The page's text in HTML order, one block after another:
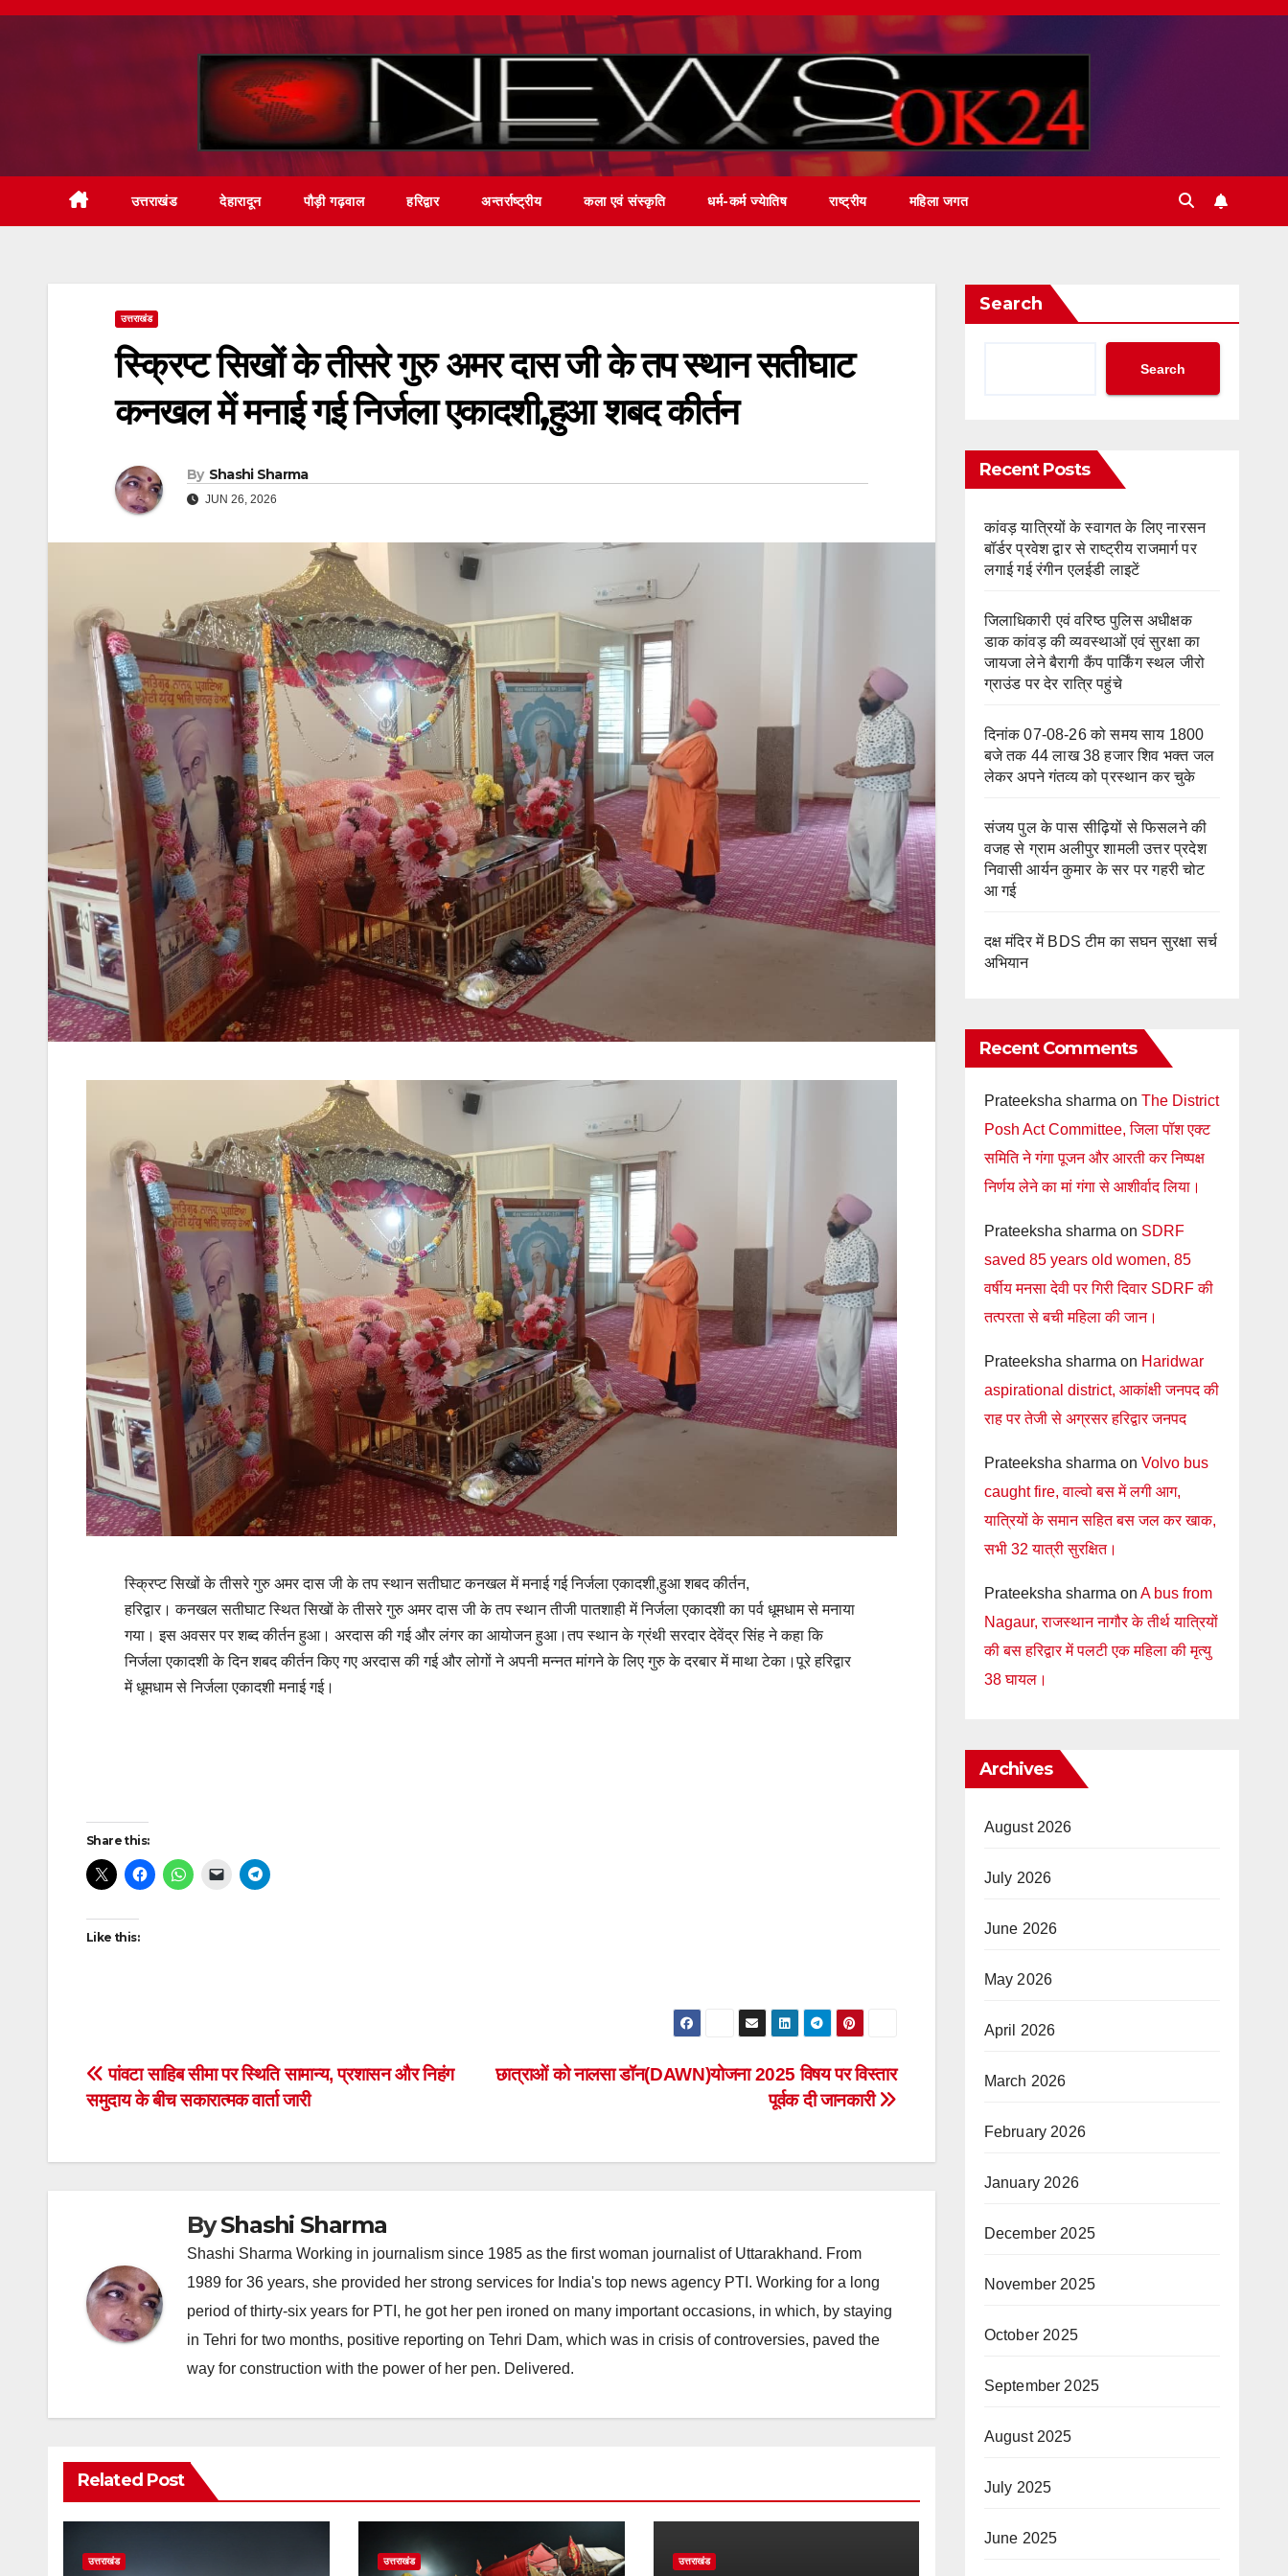
Skip
उत्तराखंड देहारादून पौड़ी गढ़वाल हरिद्वार अन्तर्राष्ट्रीय कला एवं संस्कृति धर्म-कर्म ज्येातिष राष्ट्रीय महिला जगत
उत्तराखंड
स्क्रिप्ट सिखों के तीसरे गुरु अमर दास जी के तप स्थान सतीघाट
कनखल में मनाई गई निर्जला एकादशी,हुआ शबद कीर्तन
By Shashi Sharma
JUN 26, 2026
स्क्रिप्ट सिखों के तीसरे गुरु अमर दास जी के तप स्थान सतीघाट कनखल में मनाई गई निर्जला एकादशी,हुआ शबद कीर्तन,
हरिद्वार। कनखल सतीघाट स्थित सिखों के तीसरे गुरु अमर दास जी के तप स्थान तीजी पातशाही में निर्जला एकादशी का पर्व धूमधाम से मनाया
गया। इस अवसर पर शब्द कीर्तन हुआ। अरदास की गई और लंगर का आयोजन हुआ।तप स्थान के ग्रंथी सरदार देवेंद्र सिंह ने कहा कि
निर्जला एकादशी के दिन शबद कीर्तन किए गए अरदास की गई और लोगों ने अपनी मन्नत मांगने के लिए गुरु के दरबार में माथा टेका।पूरे हरिद्वार
में धूमधाम से निर्जला एकादशी मनाई गई।
navigation
Share this:
Like this:
Post
navigation
छात्राओं को नालसा डॉन(DAWN)योजना 2025 विषय पर विस्तार
पूर्वक दी जानकारी
पांवटा साहिब सीमा पर स्थिति सामान्य, प्रशासन और निहंग
समुदाय के बीच सकारात्मक वार्ता जारी
ByShashi Sharma
Shashi Sharma Working in journalism since 1985 as the first woman journalist of Uttarakhand. From
1989 for 36 years, she provided her strong services for India's top news agency PTI. Working for a long
period of thirty-six years for PTI, he got her pen ironed on many important occasions, in which, by staying
in Tehri for two months, positive reporting on Tehri Dam, which was in crisis of controversies, paved the
way for construction with the power of her pen. Delivered.
Related Post
उत्तराखंड उत्तराखंड उत्तराखंड
Search
Search
Recent Posts
कांवड़ यात्रियों के स्वागत के लिए नारसन
बॉर्डर प्रवेश द्वार से राष्ट्रीय राजमार्ग पर
लगाई गई रंगीन एलईडी लाइटें
जिलाधिकारी एवं वरिष्ठ पुलिस अधीक्षक
डाक कांवड़ की व्यवस्थाओं एवं सुरक्षा का
जायजा लेने बैरागी कैंप पार्किंग स्थल जीरो
ग्राउंड पर देर रात्रि पहुंचे
दिनांक 07-08-26 को समय साय 1800
बजे तक 44 लाख 38 हजार शिव भक्त जल
लेकर अपने गंतव्य को प्रस्थान कर चुके
संजय पुल के पास सीढ़ियों से फिसलने की
वजह से ग्राम अलीपुर शामली उत्तर प्रदेश
निवासी आर्यन कुमार के सर पर गहरी चोट
आ गई
दक्ष मंदिर में BDS टीम का सघन सुरक्षा सर्च
अभियान
Recent Comments
Prateeksha sharma on The District
Posh Act Committee, जिला पॉश एक्ट
समिति ने गंगा पूजन और आरती कर निष्पक्ष
निर्णय लेने का मां गंगा से आशीर्वाद लिया।
Prateeksha sharma on SDRF
saved 85 years old women, 85
वर्षीय मनसा देवी पर गिरी दिवार SDRF की
तत्परता से बची महिला की जान।
Prateeksha sharma on Haridwar
aspirational district, आकांक्षी जनपद की
राह पर तेजी से अग्रसर हरिद्वार जनपद
Prateeksha sharma on Volvo bus
caught fire, वाल्वो बस में लगी आग,
यात्रियों के समान सहित बस जल कर खाक,
सभी 32 यात्री सुरक्षित।
Prateeksha sharma on A bus from
Nagaur, राजस्थान नागौर के तीर्थ यात्रियों
की बस हरिद्वार में पलटी एक महिला की मृत्यु
38 घायल।
Archives
August 2026
July 2026
June 2026
May 2026
April 2026
March 2026
February 2026
January 2026
December 2025
November 2025
October 2025
September 2025
August 2025
July 2025
June 2025